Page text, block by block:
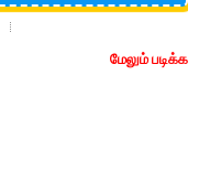
மேலும் படிக்க